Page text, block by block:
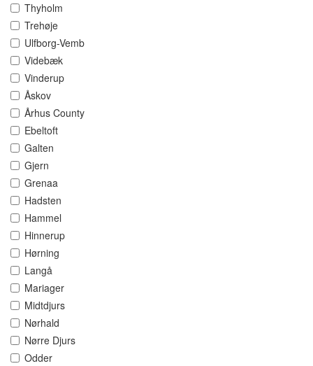
Thyholm
Trehøje
Ulfborg-Vemb
Videbæk
Vinderup
Åskov
Århus County
Ebeltoft
Galten
Gjern
Grenaa
Hadsten
Hammel
Hinnerup
Hørning
Langå
Mariager
Midtdjurs
Nørhald
Nørre Djurs
Odder